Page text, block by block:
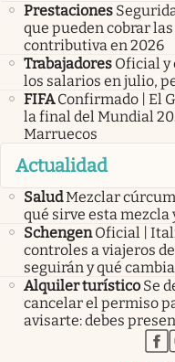
Prestaciones
que pueden cobrar
contributiva en 2026
Trabajadores Oficial y
los salarios en julio,
FIFA Confirmado | El
la final del Mundial
Marruecos
Actualidad
SaludMezclar
qué sirve esta
Schengen Oficial |
controles a viajeros
seguirán y qué cambia
Alquiler turístico Se
cancelar el permiso
avisarte: debes